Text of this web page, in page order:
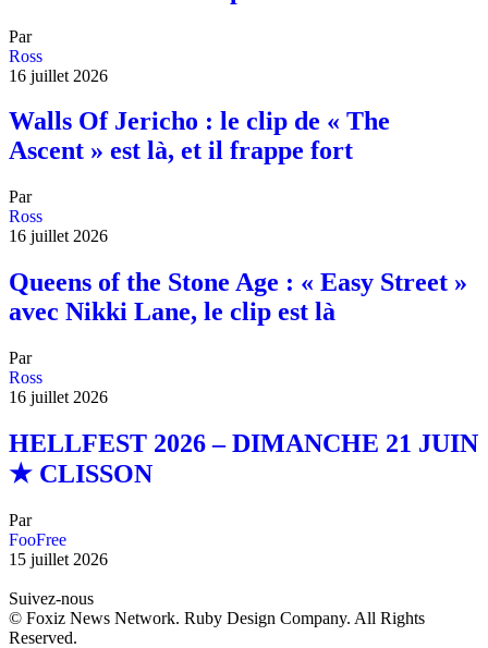
Par
Ross
16 juillet 2026
Walls Of Jericho : le clip de « The
Ascent » est là, et il frappe fort
Par
Ross
16 juillet 2026
Queens of the Stone Age : « Easy Street »
avec Nikki Lane, le clip est là
Par
Ross
16 juillet 2026
HELLFEST 2026 – DIMANCHE 21 JUIN
★ CLISSON
Par
FooFree
15 juillet 2026
Suivez-nous
© Foxiz News Network. Ruby Design Company. All Rights
Reserved.